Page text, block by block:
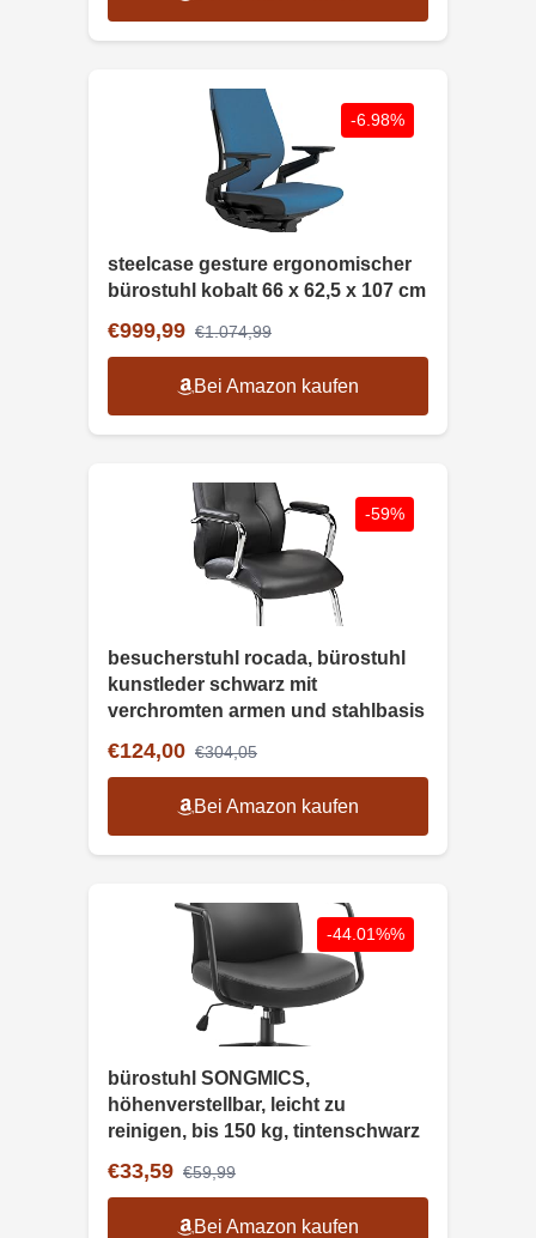
-6.98%
steelcase gesture ergonomischer
bürostuhl kobalt 66 x 62,5 x 107 cm
€999,99 €1.074,99
Bei Amazon kaufen
-59%
besucherstuhl rocada, bürostuhl
kunstleder schwarz mit
verchromten armen und stahlbasis
€124,00 €304,05
Bei Amazon kaufen
-44.01%%
bürostuhl SONGMICS,
höhenverstellbar, leicht zu
reinigen, bis 150 kg, tintenschwarz
€33,59 €59,99
Bei Amazon kaufen